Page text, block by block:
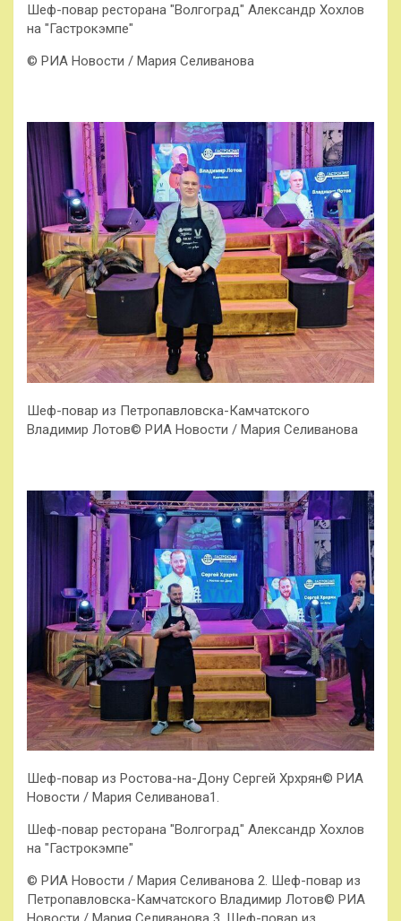
Шеф-повар ресторана "Волгоград" Александр Хохлов
на "Гастрокэмпе"
© РИА Новости / Мария Селиванова
Шеф-повар из Петропавловска-Камчатского
Владимир Лотов© РИА Новости / Мария Селиванова
Шеф-повар из Ростова-на-Дону Сергей Хрхрян© РИА
Новости / Мария Селиванова1.
Шеф-повар ресторана "Волгоград" Александр Хохлов
на "Гастрокэмпе"
© РИА Новости / Мария Селиванова 2. Шеф-повар из
Петропавловска-Камчатского Владимир Лотов© РИА